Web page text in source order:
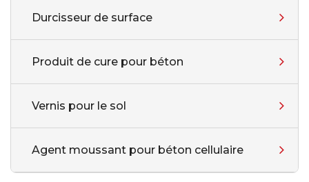
Durcisseur de surface
Produit de cure pour béton
Vernis pour le sol
Agent moussant pour béton cellulaire